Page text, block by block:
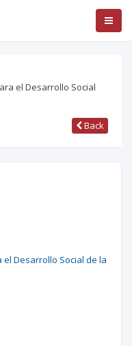
el Desarrollo Social
Back
el Desarrollo Social de la